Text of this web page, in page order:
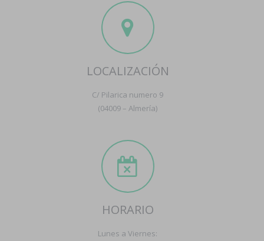
LOCALIZACIÓN
C/ Pilarica numero 9
(04009 – Almería)
HORARIO
Lunes a Viernes: